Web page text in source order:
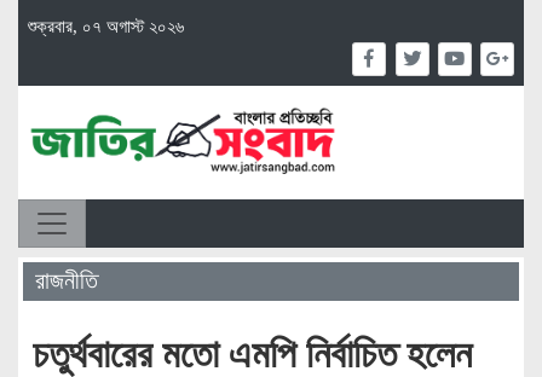
শুক্রবার, ০৭ অগাস্ট ২০২৬
রাজনীতি
চতুর্থবারের মতো এমপি নির্বাচিত হলেন